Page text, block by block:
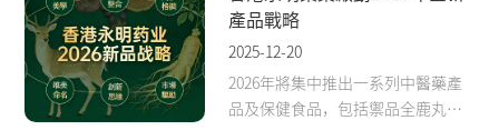
冊備案。
產品戰略
2025-12-20
2026年將集中推出一系列中醫藥產
品及保健食品，包括禦品全鹿丸、